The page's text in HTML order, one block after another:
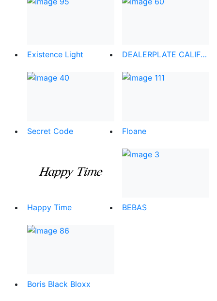
Existence Light DEALERPLATE CALIFORNIA
Secret Code Floane
Happy Time BEBAS
Boris Black Bloxx